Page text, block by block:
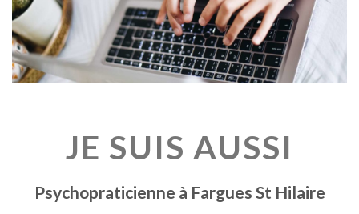
JE SUIS AUSSI
Psychopraticienne à Fargues St Hilaire